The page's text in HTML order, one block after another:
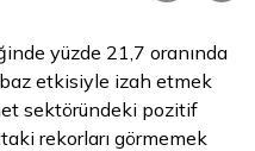
yüzde 21,7 oranında
etkisiyle izah etmek
sektöründeki pozitif
rekorları görmemek